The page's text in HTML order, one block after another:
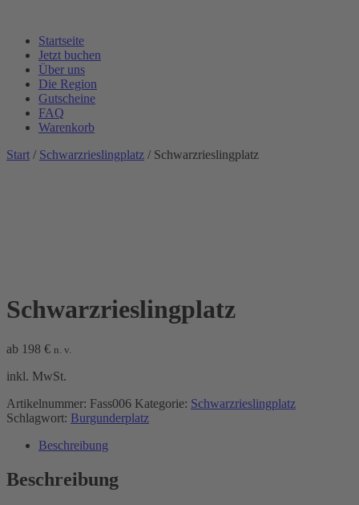
Startseite
Jetzt buchen
Über uns
Die Region
Gutscheine
FAQ
Warenkorb
Start / Schwarzrieslingplatz / Schwarzrieslingplatz
Schwarzrieslingplatz
ab 198 € n. v.
inkl. MwSt.
Artikelnummer: Fass006 Kategorie: Schwarzrieslingplatz
Schlagwort: Burgunderplatz
Beschreibung
Beschreibung